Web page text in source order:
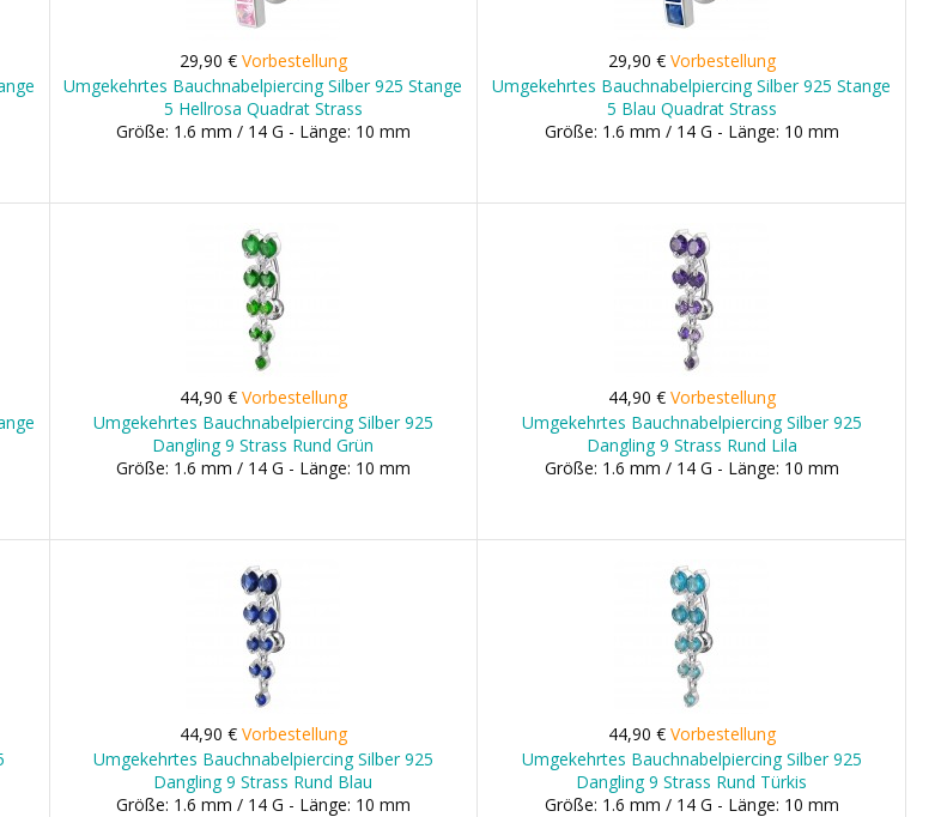
29,90 € Vorbestellung
Umgekehrtes Bauchnabelpiercing Silber 925 Stange
5 Hellrosa Quadrat Strass
Größe: 1.6 mm / 14 G - Länge: 10 mm
29,90 € Vorbestellung
Umgekehrtes Bauchnabelpiercing Silber 925 Stange
5 Blau Quadrat Strass
Größe: 1.6 mm / 14 G - Länge: 10 mm
44,90 € Vorbestellung
Umgekehrtes Bauchnabelpiercing Silber 925
Dangling 9 Strass Rund Grün
Größe: 1.6 mm / 14 G - Länge: 10 mm
44,90 € Vorbestellung
Umgekehrtes Bauchnabelpiercing Silber 925
Dangling 9 Strass Rund Lila
Größe: 1.6 mm / 14 G - Länge: 10 mm
44,90 € Vorbestellung
Umgekehrtes Bauchnabelpiercing Silber 925
Dangling 9 Strass Rund Blau
Größe: 1.6 mm / 14 G - Länge: 10 mm
44,90 € Vorbestellung
Umgekehrtes Bauchnabelpiercing Silber 925
Dangling 9 Strass Rund Türkis
Größe: 1.6 mm / 14 G - Länge: 10 mm